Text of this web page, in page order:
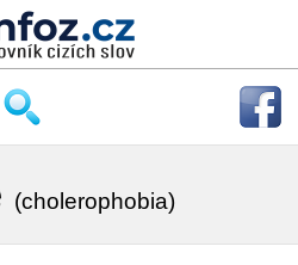
(cholerophobia)